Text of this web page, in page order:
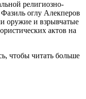
религиозно-
оглу Алекперов
оружие и взрывчатые
актов на
чтобы читать больше